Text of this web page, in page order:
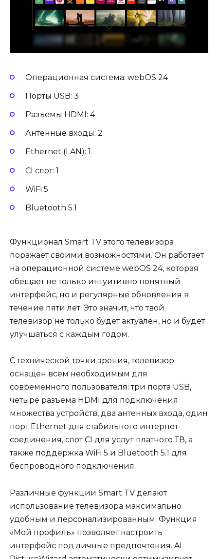
Операционная система: webOS 24
Порты USB: 3
Разъемы HDMI: 4
Антенные входы: 2
Ethernet (LAN): 1
CI слот: 1
WiFi 5
Bluetooth 5.1
Функционал Smart TV этого телевизора
поражает своими возможностями. Он работает
на операционной системе webOS 24, которая
обещает не только интуитивно понятный
интерфейс, но и регулярные обновления в
течение пяти лет. Это значит, что твой
телевизор не только будет актуален, но и будет
улучшаться с каждым годом.
С технической точки зрения, телевизор
оснащен всем необходимым для
современного пользователя: три порта USB,
четыре разъема HDMI для подключения
множества устройств, два антенных входа, один
порт Ethernet для стабильного интернет-
соединения, слот CI для услуг платного ТВ, а
также поддержка WiFi 5 и Bluetooth 5.1 для
беспроводного подключения.
Различные функции Smart TV делают
использование телевизора максимально
удобным и персонализированным. Функция
«Мой профиль» позволяет настроить
интерфейс под личные предпочтения. AI